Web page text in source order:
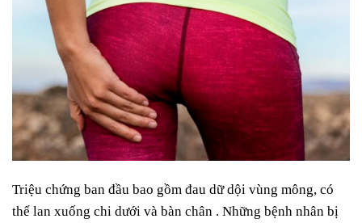
Triệu chứng ban đầu bao gồm đau dữ dội vùng mông, có
thể lan xuống chi dưới và bàn chân . Những bệnh nhân bị